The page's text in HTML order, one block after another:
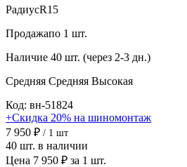
РадиусR15
Продажапо 1 шт.
Наличие 40 шт. (через 2-3 дн.)
Средняя Средняя Высокая
Код: вн-51824
+Скидка 20% на шиномонтаж
7 950 ₽ / 1 шт
40 шт. в наличии
Цена 7 950 ₽ за 1 шт.